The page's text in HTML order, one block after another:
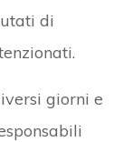
di
giorni e